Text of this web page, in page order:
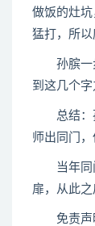
做饭的灶
猛打，所以
孙膑一步
到这几个
总结：孙
师出同门
当年同门
扉，从此之
免责声明